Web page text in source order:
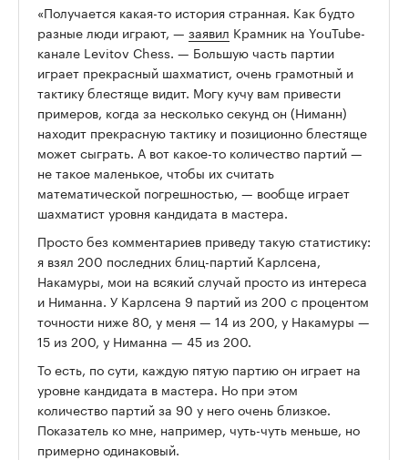
«Получается какая-то история странная. Как будто
разные люди играют, — заявил Крамник на YouTube-
канале Levitov Chess. — Большую часть партии
играет прекрасный шахматист, очень грамотный и
тактику блестяще видит. Могу кучу вам привести
примеров, когда за несколько секунд он (Ниманн)
находит прекрасную тактику и позиционно блестяще
может сыграть. А вот какое-то количество партий —
не такое маленькое, чтобы их считать
математической погрешностью, — вообще играет
шахматист уровня кандидата в мастера.
Просто без комментариев приведу такую статистику:
я взял 200 последних блиц-партий Карлсена,
Накамуры, мои на всякий случай просто из интереса
и Ниманна. У Карлсена 9 партий из 200 с процентом
точности ниже 80, у меня — 14 из 200, у Накамуры —
15 из 200, у Ниманна — 45 из 200.
То есть, по сути, каждую пятую партию он играет на
уровне кандидата в мастера. Но при этом
количество партий за 90 у него очень близкое.
Показатель ко мне, например, чуть-чуть меньше, но
примерно одинаковый.